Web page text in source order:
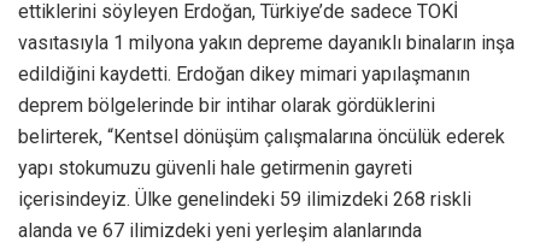
ettiklerini söyleyen Erdoğan, Türkiye’de sadece TOKİ
vasıtasıyla 1 milyona yakın depreme dayanıklı binaların inşa
edildiğini kaydetti. Erdoğan dikey mimari yapılaşmanın
deprem bölgelerinde bir intihar olarak gördüklerini
belirterek, “Kentsel dönüşüm çalışmalarına öncülük ederek
yapı stokumuzu güvenli hale getirmenin gayreti
içerisindeyiz. Ülke genelindeki 59 ilimizdeki 268 riskli
alanda ve 67 ilimizdeki yeni yerleşim alanlarında